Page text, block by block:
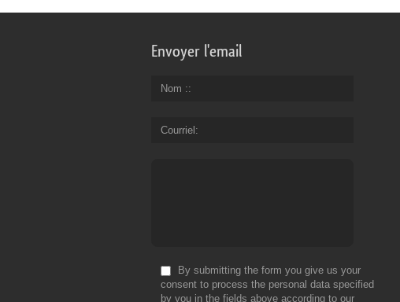
Envoyer l'email
Nom :
Courriel
By submitting the form you give us your
consent to process the personal data specified
by you in the fields above according to our